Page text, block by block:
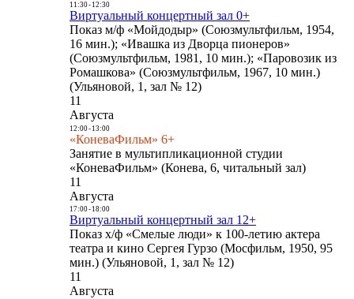
11:30- 12:30
Виртуальный концертный зал 0+
Показ м/ф «Мойдодыр» (Союзмультфильм, 1954,
16 мин.); «Ивашка из Дворца пионеров»
(Союзмультфильм, 1981, 10 мин.); «Паровозик из
Ромашкова» (Союзмультфильм, 1967, 10 мин.)
(Ульяновой, 1, зал № 12)
11
Августа
12:00- 13:00
«КоневаФильм» 6+
Занятие в мультипликационной студии
«КоневаФильм» (Конева, 6, читальный зал)
11
Августа
17:00- 18:00
Виртуальный концертный зал 12+
Показ х/ф «Смелые люди» к 100-летию актера
театра и кино Сергея Гурзо (Мосфильм, 1950, 95
мин.) (Ульяновой, 1, зал № 12)
11
Августа